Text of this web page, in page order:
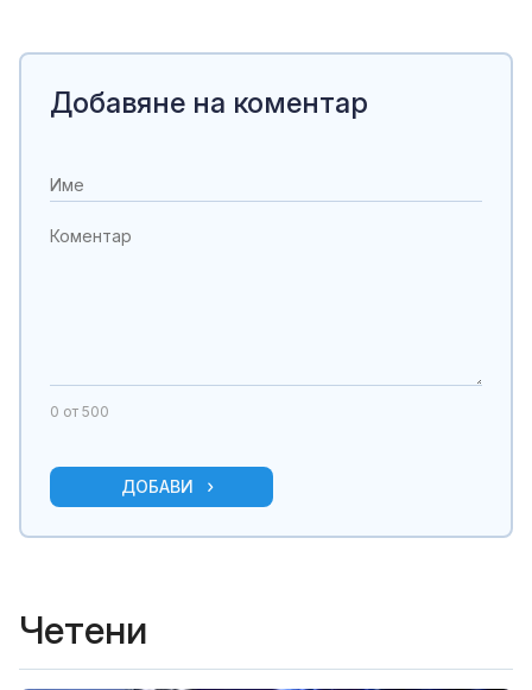
Добавяне на коментар
0 от 500
ДОБАВИ
Четени